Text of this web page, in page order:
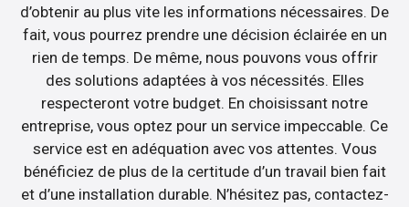
d’obtenir au plus vite les informations nécessaires. De
fait, vous pourrez prendre une décision éclairée en un
rien de temps. De même, nous pouvons vous offrir
des solutions adaptées à vos nécessités. Elles
respecteront votre budget. En choisissant notre
entreprise, vous optez pour un service impeccable. Ce
service est en adéquation avec vos attentes. Vous
bénéficiez de plus de la certitude d’un travail bien fait
et d’une installation durable. N’hésitez pas, contactez-